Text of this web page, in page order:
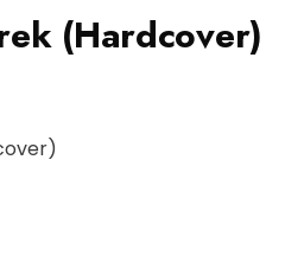
(Hardcover)